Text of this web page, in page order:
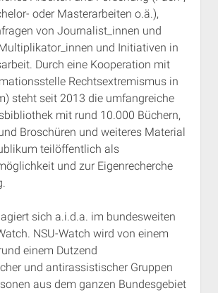
oder Masterarbeiten o.ä.),
von Journalist_innen und
und Initiativen in
Durch eine Kooperation mit
Rechtsextremismus in
steht seit 2013 die umfangreiche
mit rund 10.000 Büchern,
Broschüren und weiteres Material
teilöffentlich als
und zur Eigenrecherche
sich a.i.d.a. im bundesweiten
NSU-Watch wird von einem
einem Dutzend
und antirassistischer Gruppen
aus dem ganzen Bundesgebiet